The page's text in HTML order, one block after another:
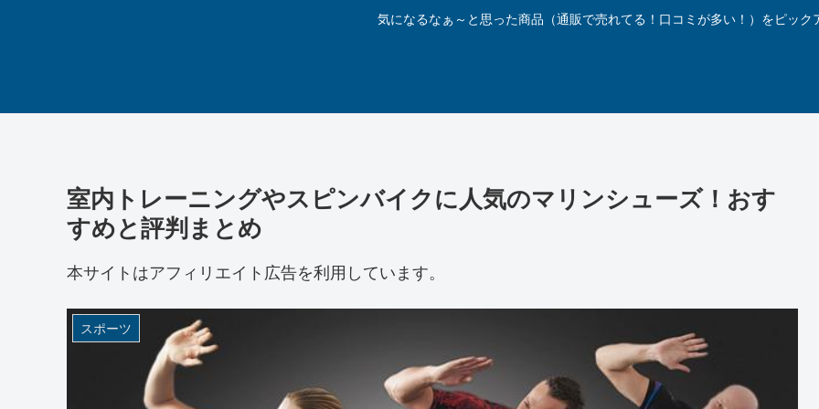
気になるなぁ～と思った商品（通販で売れてる！口コミが多い！）をピック
室内トレーニングやスピンバイクに人気のマリンシューズ！おす
すめと評判まとめ
本サイトはアフィリエイト広告を利用しています。
スポーツ